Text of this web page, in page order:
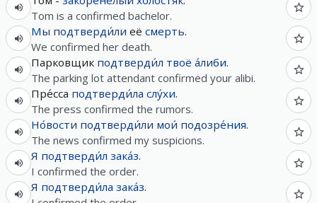
Tom is a confirmed bachelor.
Мы подтверди́ли её смерть.
We confirmed her death.
Парковщик подтверди́л твоё а́либи.
The parking lot attendant confirmed your alibi.
Пре́сса подтверди́ла слу́хи.
The press confirmed the rumors.
Но́вости подтверди́ли мои́ подозре́ния.
The news confirmed my suspicions.
Я подтверди́л зака́з.
I confirmed the order.
Я подтверди́ла зака́з.